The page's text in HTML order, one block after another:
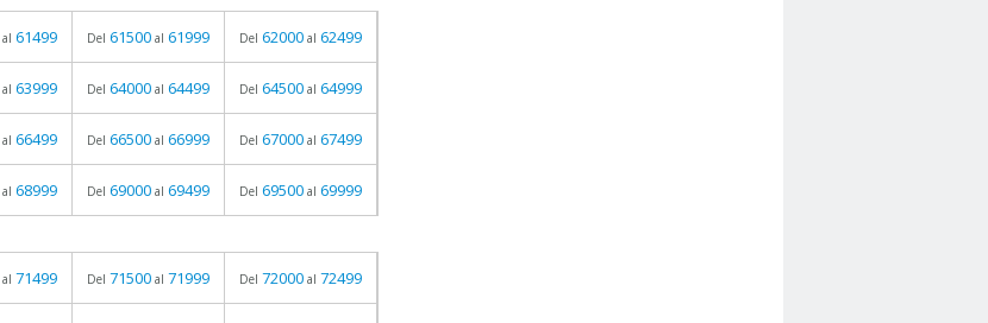
al 61499 Del 61500 al 61999 Del 62000 al 62499
al 63999 Del 64000 al 64499 Del 64500 al 64999
al 66499 Del 66500 al 66999 Del 67000 al 67499
al 68999 Del 69000 al 69499 Del 69500 al 69999
al 71499 Del 71500 al 71999 Del 72000 al 72499